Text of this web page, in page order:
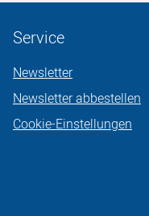
Service
Newsletter
Newsletter abbestellen
Cookie-Einstellungen